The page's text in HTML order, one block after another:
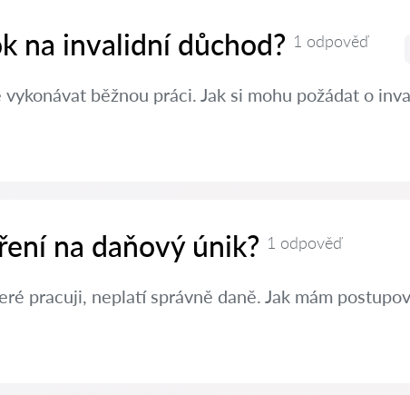
na invalidní důchod? 1 odpověď
běžnou práci. Jak si mohu požádat o
na daňový únik? 1 odpověď
pracuji, neplatí správně daně. Jak mám